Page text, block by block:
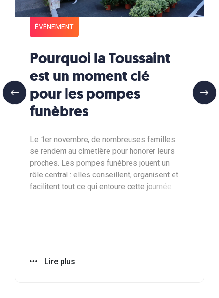
ÉVÉNEMENT
Pourquoi la Toussaint
est un moment clé
pour les pompes
funèbres
Le 1er novembre, de nombreuses familles
se rendent au cimetière pour honorer leurs
proches. Les pompes funèbres jouent un
rôle central : elles conseillent, organisent et
facilitent tout ce qui entoure cette journée
Lire plus